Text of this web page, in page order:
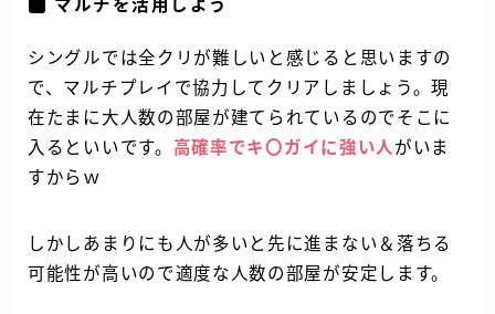
マルチを活用しよう
シングルでは全クリが難しいと感じると思いますの
で、マルチプレイで協力してクリアしましょう。現
在たまに大人数の部屋が建てられているのでそこに
入るといいです。 高確率でキ〇ガイに強い人 がいま
すからｗ
しかしあまりにも人が多いと先に進まない＆落ちる
可能性が高いので適度な人数の部屋が安定します。